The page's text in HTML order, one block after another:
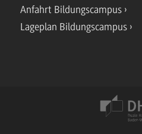
Anfahrt Bildungscampus
Lageplan Bildungscampus